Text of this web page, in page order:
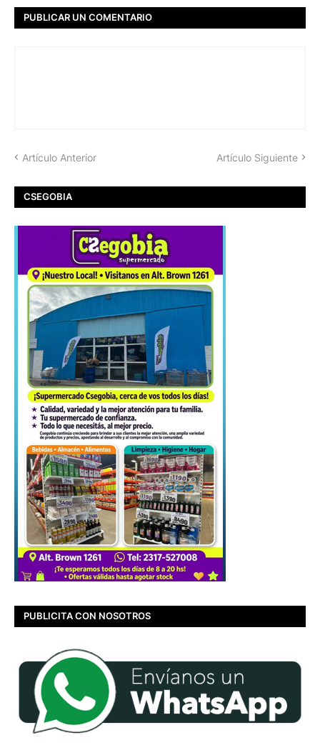
PUBLICAR UN COMENTARIO
Artículo Anterior Artículo Siguiente
CSEGOBIA
PUBLICITA CON NOSOTROS